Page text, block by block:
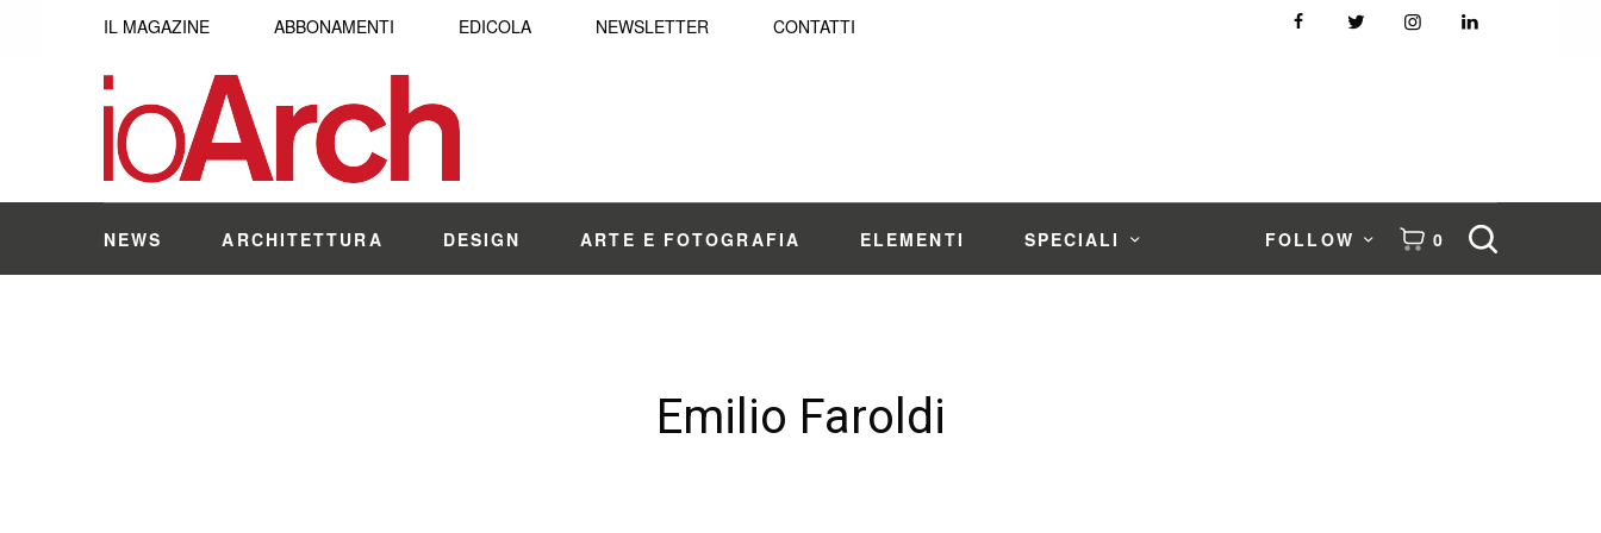
IL MAGAZINE ABBONAMENTI EDICOLA NEWSLETTER CONTATTI
NEWS ARCHITETTURA DESIGN ARTE E FOTOGRAFIA ELEMENTI SPECIALI FOLLOW 0
Emilio Faroldi